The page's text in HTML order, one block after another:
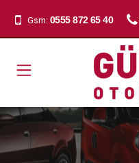
Gsm: 0555 872 65 40